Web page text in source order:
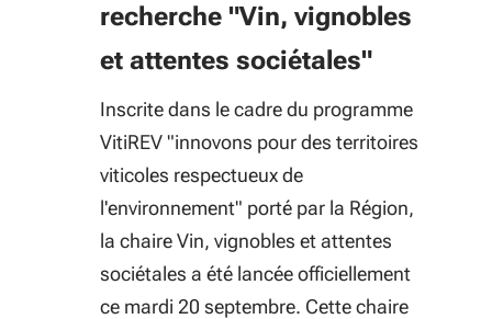
recherche "Vin, vignobles
et attentes sociétales"
Inscrite dans le cadre du programme
VitiREV "innovons pour des territoires
viticoles respectueux de
l'environnement" porté par la Région,
la chaire Vin, vignobles et attentes
sociétales a été lancée officiellement
ce mardi 20 septembre. Cette chaire